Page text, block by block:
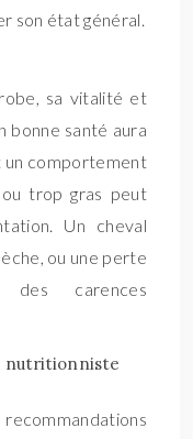
son état général.
sa vitalité et
bonne santé aura
un comportement
trop gras peut
Un cheval
ou une perte
carences
nutritionniste